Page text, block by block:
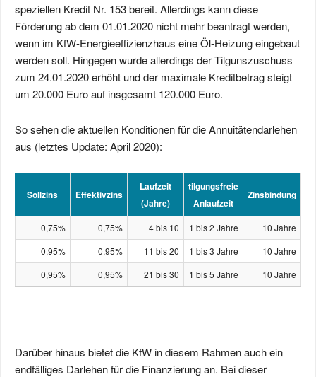
speziellen Kredit Nr. 153 bereit. Allerdings kann diese
Förderung ab dem 01.01.2020 nicht mehr beantragt werden,
wenn im KfW-Energieeffizienzhaus eine Öl-Heizung eingebaut
werden soll. Hingegen wurde allerdings der Tilgunszuschuss
zum 24.01.2020 erhöht und der maximale Kreditbetrag steigt
um 20.000 Euro auf insgesamt 120.000 Euro.
So sehen die aktuellen Konditionen für die Annuitätendarlehen
aus (letztes Update: April 2020):
Sollzins Effektivzins
Laufzeit
(Jahre)
tilgungsfreie
Anlaufzeit
Zinsbindung
0,75% 0,75% 4 bis 10 1 bis 2 Jahre
10 Jahre
0,95%
0,95% 11 bis 20 1 bis 3 Jahre
10 Jahre
0,95%
0,95% 21 bis 30 1 bis 5 Jahre 10 Jahre
Darüber hinaus bietet die KfW in diesem Rahmen auch ein
endfälliges Darlehen für die Finanzierung an. Bei dieser